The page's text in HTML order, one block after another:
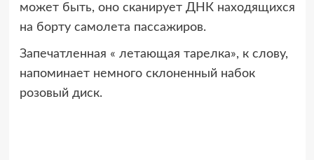
может быть, оно сканирует ДНК находящихся
на борту самолета пассажиров.
Запечатленная « летающая тарелка», к слову,
напоминает немного склоненный набок
розовый диск.